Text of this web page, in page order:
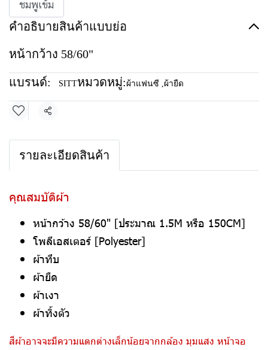
ชมพูเข้ม
คำอธิบายสินค้าแบบย่อ
หน้ากว้าง 58/60"
แบรนด์: SITTหมวดหมู่: ผ้าแฟนซี ,ผ้ายืด
แชร์
รายละเอียดสินค้า
คุณสมบัติผ้า
หน้ากว้าง 58/60" [ประมาณ 1.5M หรือ 150CM]
โพลีเอสเตอร์ [Polyester]
ผ้าทึบ
ผ้ายืด
ผ้าเงา
ผ้าทิ้งตัว
สีผ้าอาจจะมีความแตกต่างเล็กน้อยจากกล้อง มุมแสง หน้าจอ